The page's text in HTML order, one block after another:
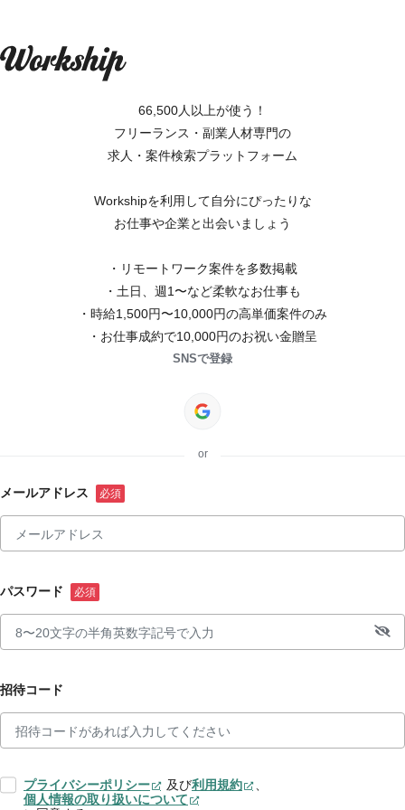
66,500人以上が使う！
フリーランス・副業人材専門の
求人・案件検索プラットフォーム
Workshipを利用して自分にぴったりな
お仕事や企業と出会いましょう
・リモートワーク案件を多数掲載
・土日、週1〜など柔軟なお仕事も
・時給1,500円〜10,000円の高単価案件のみ
・お仕事成約で10,000円のお祝い金贈呈
SNSで登録
or
メールアドレス
パスワード
招待コード
プライバシーポリシー 及び利用規約
、
個人情報の取り扱いについて